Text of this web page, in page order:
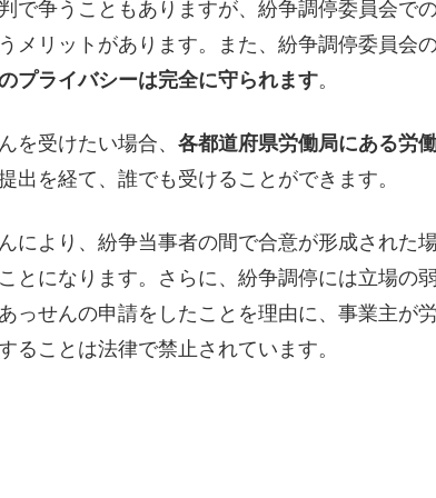
で争うこともありますが、紛争調停委員会で
メリットがあります。また、紛争調停委員会
プライバシーは完全に守られます。
を受けたい場合、 各都道府県労働局にある労
出を経て、誰でも受けることができます。
により、紛争当事者の間で合意が形成された
ことになります。さらに、紛争調停には立場の
っせんの申請をしたことを理由に、事業主が
ることは法律で禁止されています。